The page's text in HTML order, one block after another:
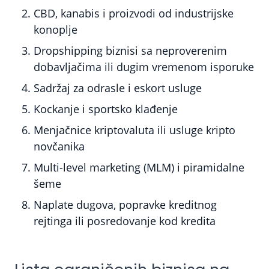
CBD, kanabis i proizvodi od industrijske
konoplje
Dropshipping biznisi sa neproverenim
dobavljačima ili dugim vremenom isporuke
Sadržaj za odrasle i eskort usluge
Kockanje i sportsko klađenje
Menjačnice kriptovaluta ili usluge kripto
novčanika
Multi-level marketing (MLM) i piramidalne
šeme
Naplate dugova, popravke kreditnog
rejtinga ili posredovanje kod kredita